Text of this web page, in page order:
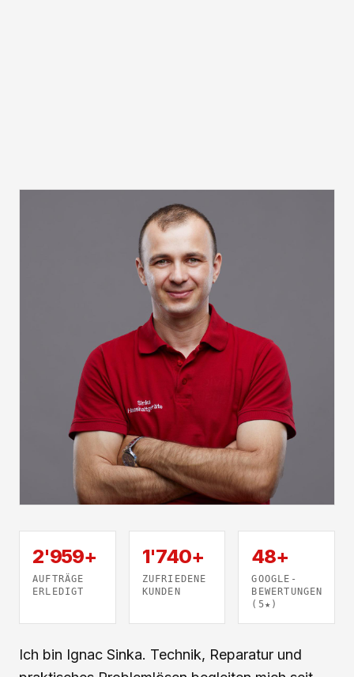
2'959+
AUFTRÄGE
ERLEDIGT
1'740+
ZUFRIEDENE
KUNDEN
48+
GOOGLE-
BEWERTUNGEN
(5★)
Ich bin Ignac Sinka. Technik, Reparatur und